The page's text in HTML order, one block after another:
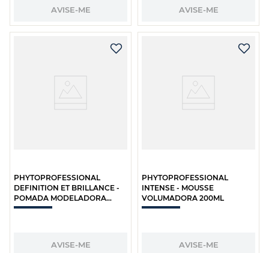
AVISE-ME AVISE-ME
PHYTOPROFESSIONAL
DEFINITION ET BRILLANCE -
POMADA MODELADORA
EFEITO BILHO 75ML
AVISE-ME
PHYTOPROFESSIONAL
INTENSE - MOUSSE
VOLUMADORA 200ML
AVISE-ME